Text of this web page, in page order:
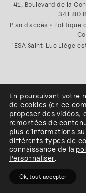
41, Boulevard de la
341 80
Plan d'accès • Politique
l'ESA Saint-Luc Liège
En poursuivant votre
de cookies (en ce
proposer des vidéos,
remontées de
plus d’informations
différents types de
connaissance de la
Personnaliser.
Ok, tout accepter